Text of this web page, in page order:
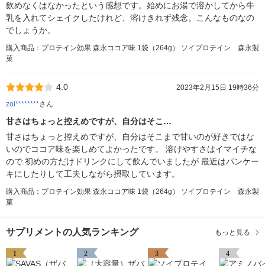
飲めなくはなかったという感想です。始めにお湯で溶かしてから牛
乳を入れてシェイクしたけれど、溶けきれず残念。こんなものなの
でしょうか。
購入商品：プロテイン効果 森永ココア味 1袋（264g） ソイプロテイン 森永製
菓
4.0
2023年2月15日 19時36分
zoi********さん
甘さはちょっと控えめですが、自分はそこ…
甘さはちょっと控えめですが、自分はそこまで甘いのが好きではな
いのでココア味を楽しめてよかったです。 溶けやすさはイマイチな
ので 初めの方だけドリンクにして飲んでいましたが 最近はパンケー
キにしたりして工夫しながら摂取しています。
購入商品：プロテイン効果 森永ココア味 1袋（264g） ソイプロテイン 森永製
菓
サプリメントの人気ランキング もっと見る
1 2 3 4